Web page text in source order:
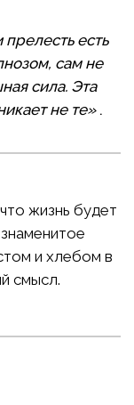
есть
сам не
сила. Эта
не те».
жизнь будет
и хлебом в
смысл.